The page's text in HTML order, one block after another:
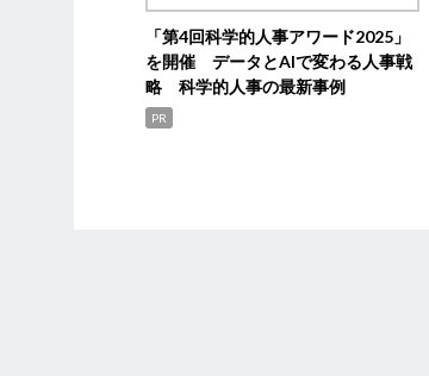
「第4回科学的人事アワード2025」
を開催 データとAIで変わる人事戦
略 科学的人事の最新事例
PR